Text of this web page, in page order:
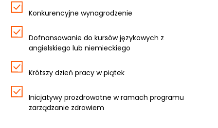
Konkurencyjne wynagrodzenie
Dofnansowanie do kursów językowych z
angielskiego lub niemieckiego
Krótszy dzień pracy w piątek
Inicjatywy prozdrowotne w ramach programu
zarządzanie zdrowiem